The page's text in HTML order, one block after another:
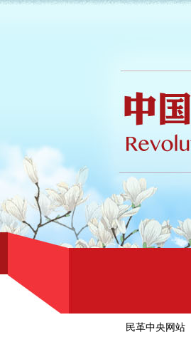
民革中央网站